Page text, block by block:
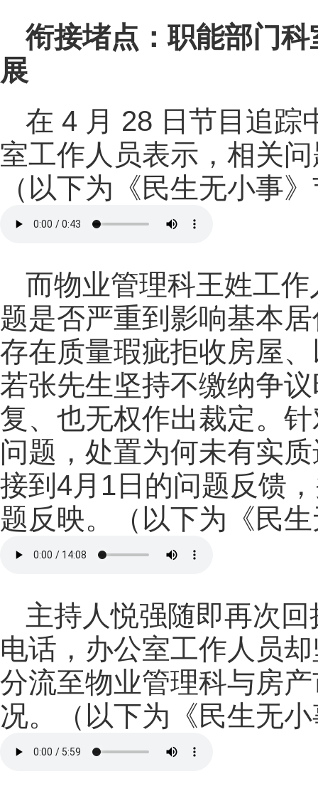
衔接堵点：职能部门
展
在 4 月 28 日节目追踪
室工作人员表示，相关
（以下为《民生无小事
而物业管理科王姓工
题是否严重到影响基本
存在质量瑕疵拒收房屋
若张先生坚持不缴纳争
复、也无权作出裁定。
问题，处置为何未有实
接到4月1日的问题反馈
题反映。（以下为《民
主持人悦强随即再次
电话，办公室工作人员
分流至物业管理科与房
况。
（以下为《民生无